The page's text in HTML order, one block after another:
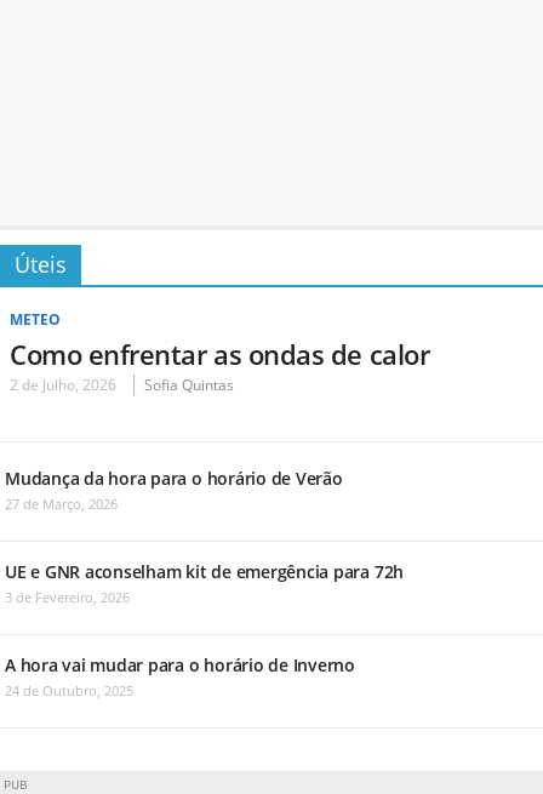
Úteis
METEO
Como enfrentar as ondas de calor
2 de Julho, 2026 Sofia Quintas
Mudança da hora para o horário de Verão
27 de Março, 2026
UE e GNR aconselham kit de emergência para 72h
3 de Fevereiro, 2026
A hora vai mudar para o horário de Inverno
24 de Outubro, 2025
PUB